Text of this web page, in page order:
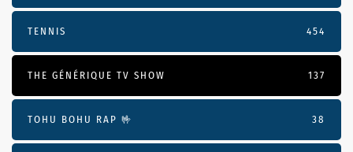
TENNIS 454
THE GÉNÉRIQUE TV SHOW 137
TOHU BOHU RAP 🤟 38